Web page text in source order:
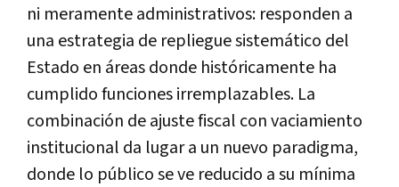
ni meramente administrativos: responden a
una estrategia de repliegue sistemático del
Estado en áreas donde históricamente ha
cumplido funciones irremplazables. La
combinación de ajuste fiscal con vaciamiento
institucional da lugar a un nuevo paradigma,
donde lo público se ve reducido a su mínima